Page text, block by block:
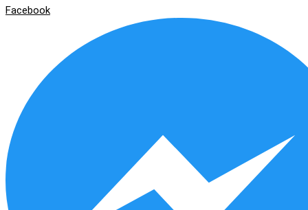
Facebook